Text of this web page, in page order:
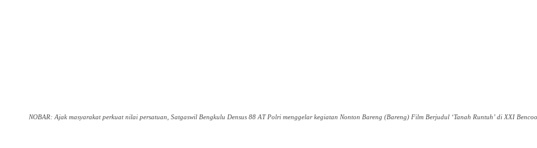
NOBAR: Ajak masyarakat perkuat nilai persatuan, Satgaswil Bengkulu Densus 88 AT Polri menggelar kegiatan Nonton Bareng (Bareng) Film Berjudul ‘Tanah Runtuh’ di XXI